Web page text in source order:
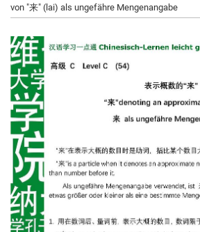
von "来" (lai) als ungefähre Mengenangabe